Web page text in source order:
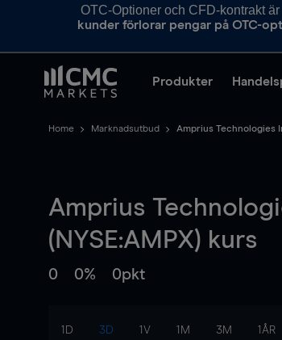
OTC-Optioner och CFD-kontrakt
kunder förlorar pengar på OTC-
Produkter
Home Marknadsutbud Amprius Technologies
Amprius
(NYSE:AMPX) kurs
0 0% 0pkt
1D 3D 1V 1M 3M 1ÅR